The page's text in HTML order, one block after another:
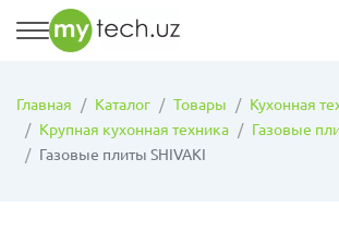
Главная Каталог Товары
Кухонная
Крупная кухонная техника
Газовые
Газовые плиты SHIVAKI